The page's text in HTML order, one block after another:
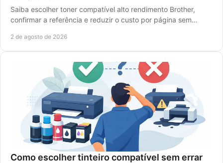
Saiba escolher toner compatível alto rendimento Brother,
confirmar a referência e reduzir o custo por página sem
2 de agosto de 2026
Como escolher tinteiro compatível sem errar